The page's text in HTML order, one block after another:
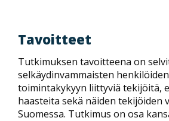
Tavoitteet
Tutkimuksen tavoitteena on
selkäydinvammaisten
toimintakykyyn liittyviä tekijöitä,
haasteita sekä näiden tekijöiden
Suomessa. Tutkimus on osa